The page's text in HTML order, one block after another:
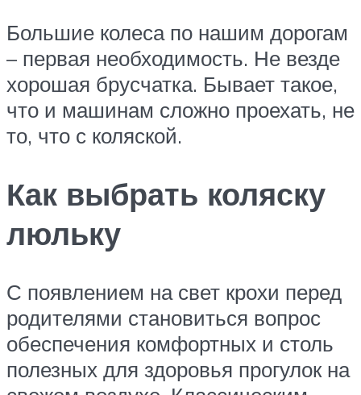
Большие колеса по нашим дорогам
– первая необходимость. Не везде
хорошая брусчатка. Бывает такое,
что и машинам сложно проехать, не
то, что с коляской.
Как выбрать коляску
люльку
С появлением на свет крохи перед
родителями становиться вопрос
обеспечения комфортных и столь
полезных для здоровья прогулок на